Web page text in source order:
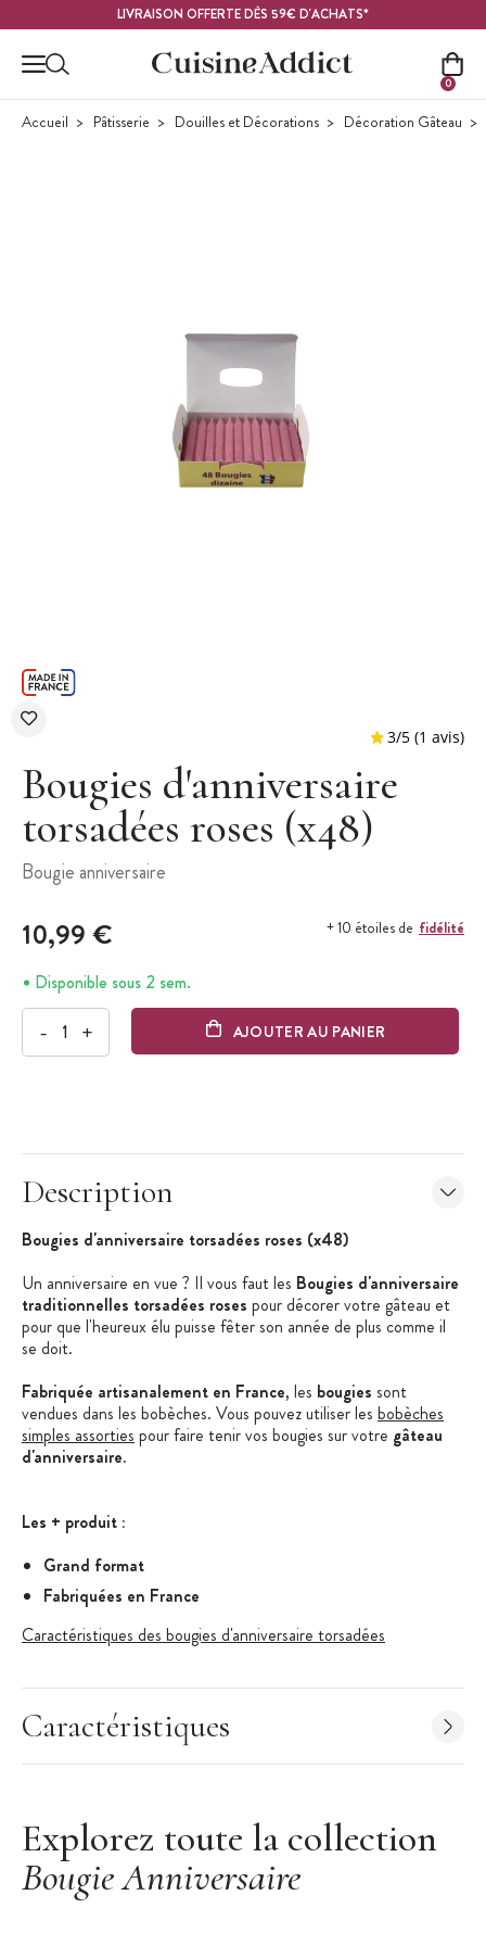
LIVRAISON OFFERTE DÈS 59€ D'ACHATS*
0
Accueil Pâtisserie Douilles et Décorations Décoration Gâteau
Bougies d'anniversaire
torsadées roses (x48)
Bougie anniversaire
10,99 € + 10 étoiles de fidélité
Disponible sous 2 sem.
- + AJOUTER AU PANIER
Description
Bougies d'anniversaire torsadées roses (x48)
Un anniversaire en vue ? Il vous faut les Bougies d'anniversaire
traditionnelles torsadées roses pour décorer votre gâteau et
pour que l'heureux élu puisse fêter son année de plus comme il
se doit.
Fabriquée artisanalement en France, les bougies sont
vendues dans les bobèches. Vous pouvez utiliser les bobèches
simples assorties pour faire tenir vos bougies sur votre gâteau
d'anniversaire.
Les + produit :
Grand format
Fabriquées en France
Caractéristiques des bougies d'anniversaire torsadées
Conditionnement :
Diamètre : Ø 1 cm
Hauteur : 7 cm
Fabrication artisanale française
Caractéristiques
Explorez toute la collection
Bougie Anniversaire